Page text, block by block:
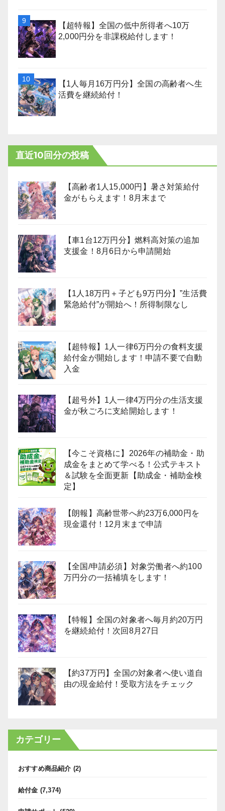
【超特報】全国の低中所得者へ10万
2,000円分を非課税給付します！
【1人毎月16万円分】全国の高齢者へ生
活費を継続給付！
直近10回分の投稿
【高齢者1人15,000円】暑さ対策給付
金がもらえます！8月末まで
【車1台12万円分】燃料高対策の追加
支援金！8月6日から申請開始
【1人18万円＋子ども9万円分】”生活費
緊急給付”が開始へ！所得制限なし
【超特報】1人一律6万円分の食料支援
給付金が開始します！申請不要で自動
入金
【超号外】1人一律4万円分の生活支援
金が秋ごろに支給開始します！
【今こそ資格に】2026年の補助金・助
成金をまとめて学べる！公式テキスト
＆試験を全面更新【助成金・補助金検
定】
【朗報】高齢世帯へ約23万6,000円を
現金還付！12月末まで申請
【全国/申請必須】対象労働者へ約100
万円分の一括補填をします！
【特報】全国の対象者へ毎月約20万円
を継続給付！次回8月27日
【約37万円】全国の対象者へ使い道自
由の現金給付！受取方法をチェック
カテゴリー
おすすめ商品紹介 (2)
給付金 (7,374)